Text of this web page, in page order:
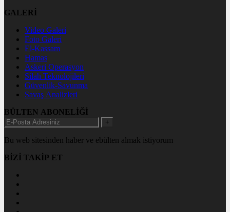
GALERİ
Video Galeri
Foto Galeri
El-Kassam
Hamas
Askeri Operasyon
Silah Teknolojileri
Güvenlik-Savunma
Savaş Analizleri
BÜLTEN ABONELİĞİ
+
Bu web sitesinden haber ve ebülten almak istiyorum
BİZİ TAKİP ET